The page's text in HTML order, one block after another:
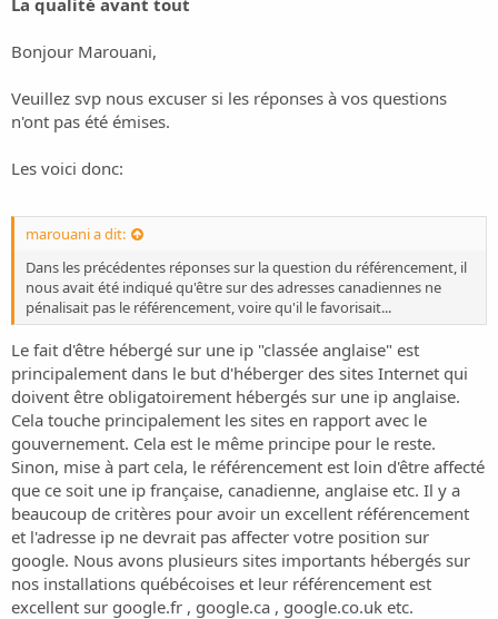
La qualité avant tout
Bonjour Marouani,
Veuillez svp nous excuser si les réponses à vos questions
n'ont pas été émises.
Les voici donc:
marouani a dit:
Dans les précédentes réponses sur la question du référencement, il
nous avait été indiqué qu'être sur des adresses canadiennes ne
pénalisait pas le référencement, voire qu'il le favorisait...
Le fait d'être hébergé sur une ip "classée anglaise" est
principalement dans le but d'héberger des sites Internet qui
doivent être obligatoirement hébergés sur une ip anglaise.
Cela touche principalement les sites en rapport avec le
gouvernement. Cela est le même principe pour le reste.
Sinon, mise à part cela, le référencement est loin d'être affecté
que ce soit une ip française, canadienne, anglaise etc. Il y a
beaucoup de critères pour avoir un excellent référencement
et l'adresse ip ne devrait pas affecter votre position sur
google. Nous avons plusieurs sites importants hébergés sur
nos installations québécoises et leur référencement est
excellent sur google.fr , google.ca , google.co.uk etc.